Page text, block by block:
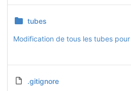
tubes
.gitignore